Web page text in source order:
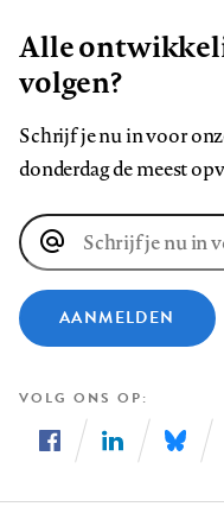
Alle
volgen?
Schrijf je nu in voor
donderdag de meest
E-
mailadres
AANMELDEN
VOLG ONS OP
ons
ons
ons